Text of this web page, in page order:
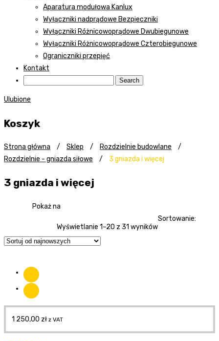
Aparatura modułowa Kanlux
Wyłączniki nadprądowe Bezpieczniki
Wyłączniki Różnicowoprądowe Dwubiegunowe
Wyłączniki Różnicowoprądowe Czterobiegunowe
Ograniczniki przepięć
Kontakt
Ulubione
Koszyk
Strona główna / Sklep / Rozdzielnie budowlane
/
Rozdzielnie - gniazda siłowe
/ 3 gniazda i więcej
3 gniazda i więcej
Pokaż na
Wyświetlanie 1–20 z 31 wyników
Sortowanie:
1 250,00 zł z VAT